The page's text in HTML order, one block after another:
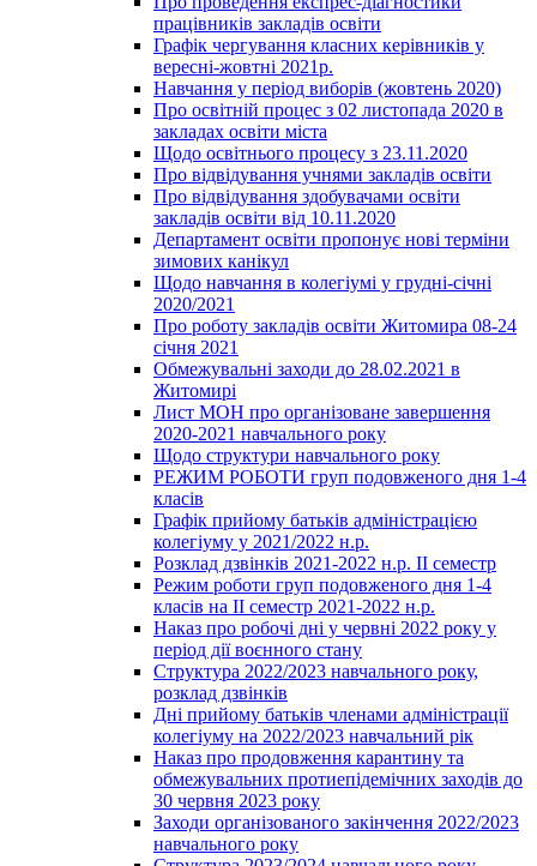
працівників закладів освіти
Графік чергування класних керівників у
вересні-жовтні 2021р.
Навчання у період виборів (жовтень 2020)
Про освітній процес з 02 листопада 2020 в
закладах освіти міста
Щодо освітнього процесу з 23.11.2020
Про відвідування учнями закладів освіти
Про відвідування здобувачами освіти
закладів освіти від 10.11.2020
Департамент освіти пропонує нові терміни
зимових канікул
Щодо навчання в колегіумі у грудні-січні
2020/2021
Про роботу закладів освіти Житомира 08-24
січня 2021
Обмежувальні заходи до 28.02.2021 в
Житомирі
Лист МОН про організоване завершення
2020-2021 навчального року
Щодо структури навчального року
РЕЖИМ РОБОТИ груп подовженого дня 1-4
класів
Графік прийому батьків адміністрацією
колегіуму у 2021/2022 н.р.
Розклад дзвінків 2021-2022 н.р. ІІ семестр
Режим роботи груп подовженого дня 1-4
класів на ІІ семестр 2021-2022 н.р.
Наказ про робочі дні у червні 2022 року у
період дії воєнного стану
Структура 2022/2023 навчального року,
розклад дзвінків
Дні прийому батьків членами адміністрації
колегіуму на 2022/2023 навчальний рік
Наказ про продовження карантину та
обмежувальних протиепідемічних заходів до
30 червня 2023 року
Заходи організованого закінчення 2022/2023
навчального року